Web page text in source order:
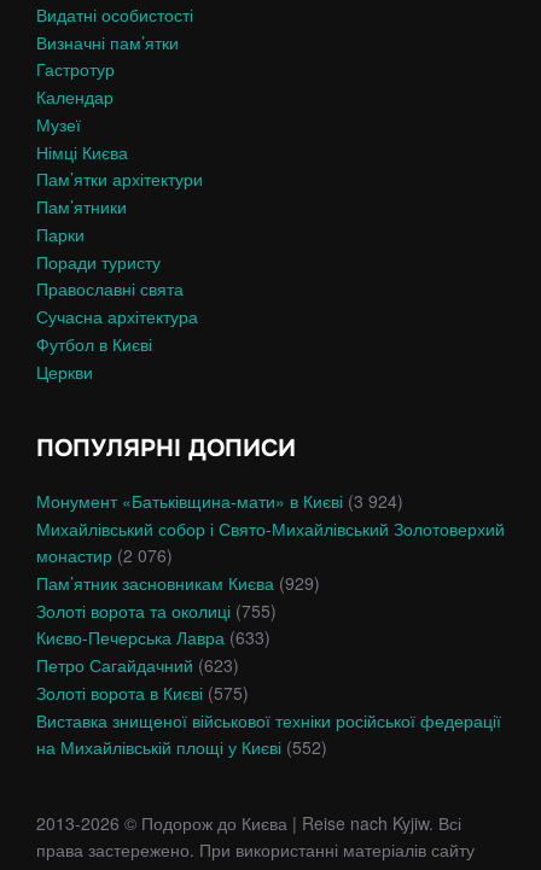
Видатні особистості
Визначні пам’ятки
Гастротур
Календар
Музеї
Німці Києва
Пам’ятки архітектури
Пам’ятники
Парки
Поради туристу
Православні свята
Сучасна архітектура
Футбол в Києві
Церкви
ПОПУЛЯРНІ ДОПИСИ
Монумент «Батьківщина-мати» в Києві (3 924)
Михайлівський собор і Свято-Михайлівський Золотоверхий
монастир (2 076)
Пам’ятник засновникам Києва (929)
Золоті ворота та околиці (755)
Києво-Печерська Лавра (633)
Петро Сагайдачний (623)
Золоті ворота в Києві (575)
Виставка знищеної військової техніки російської федерації
на Михайлівській площі у Києві (552)
2013-2026 © Подорож до Києва | Reise nach Kyjiw. Всі
права застережено. При використанні матеріалів сайту